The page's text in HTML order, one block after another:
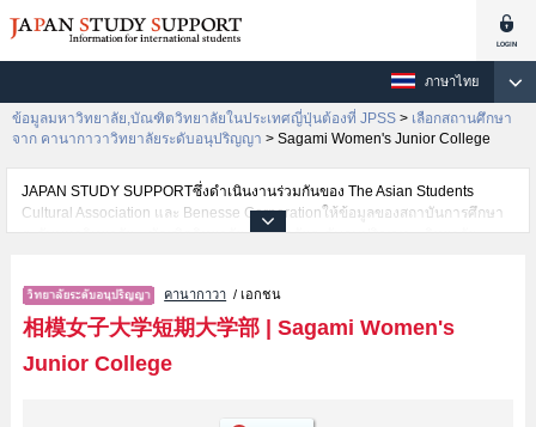
ภาษาไทย
ข้อมูลมหาวิทยาลัย,บัณฑิตวิทยาลัยในประเทศญี่ปุ่นต้องที่ JPSS > เลือกสถานศึกษา
จาก คานากาวาวิทยาลัยระดับอนุปริญญา > Sagami Women's Junior College
JAPAN STUDY SUPPORTซึ่งดำเนินงานร่วมกันของ The Asian Students
Cultural Association และ Benesse Corporationให้ข้อมูลของสถาบันการศึกษา
ระดับมหาวิทยาลัย・บัณฑิตวิทยาลัย・วิทยาลัยระดับอนุปริญญา・วิทยาลัย
นักศึกษาต่างชาติเช่นข้อมูลของแต่ละคณะ,ข้อมูลการสอบคัดเลือกเข้าศึกษาเช่น
จำนวนคนที่รับสมัครหรือจำนวนคนที่ผ่านการสอบคัดเลือกเป็นต้น,แนะนำสถาน
ที่,การเดินทางเป็นต้นไว้ด้วยดังนั้นขอเชิญใช้บริการค้นหาข้อมูลตามอัธยาศัย
คานากาวา / เอกชน
相模女子大学短期大学部| Sagami Women's
Junior College